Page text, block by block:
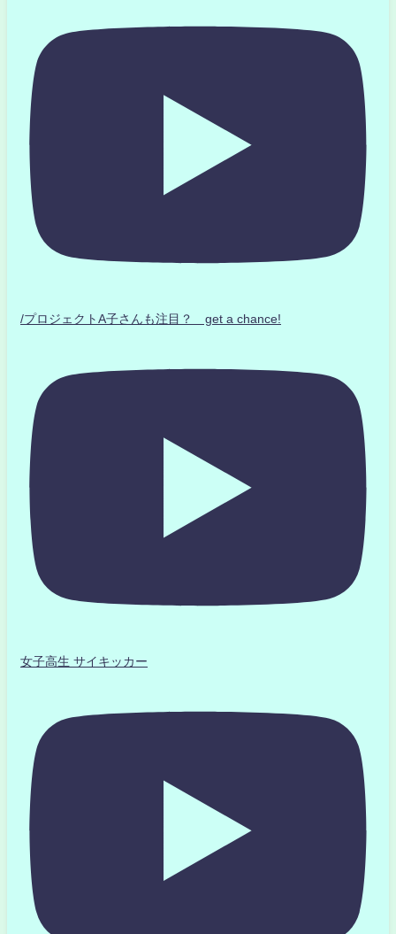
/プロジェクトA子さんも注目？ get a chance!
女子高生 サイキッカー